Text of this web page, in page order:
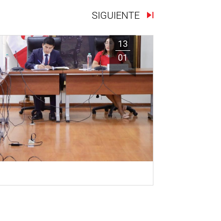
SIGUIENTE
13
01